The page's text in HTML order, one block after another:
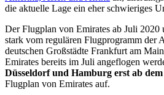
die aktuelle Lage ein eher schwieriges
Der Flugplan von Emirates ab Juli 2020
stark vom regulären Flugprogramm der
deutschen Großstädte Frankfurt am
Emirates bereits im Juli angeflogen
Düsseldorf und Hamburg erst ab
Flugplan von Emirates auf.